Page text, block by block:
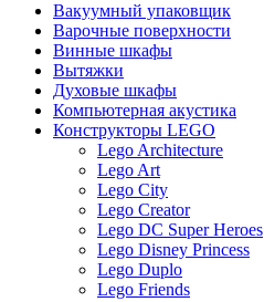
Вакуумный упаковщик
Варочные поверхности
Винные шкафы
Вытяжки
Духовые шкафы
Компьютерная акустика
Конструкторы LEGO
Lego Architecture
Lego Art
Lego City
Lego Creator
Lego DC Super Heroes
Lego Disney Princess
Lego Duplo
Lego Friends